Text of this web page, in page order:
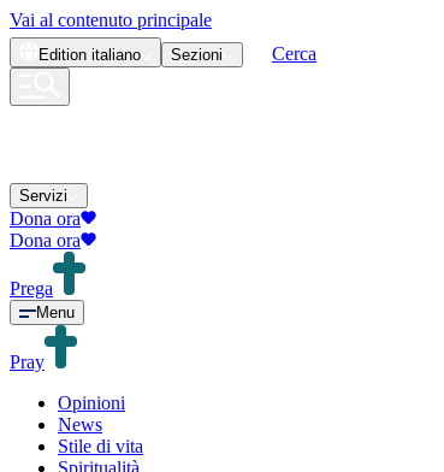
Vai al contenuto principale
Edition italiano Sezioni Cerca
Servizi
Dona ora
Dona ora
Prega
Menu
Pray
Opinioni
News
Stile di vita
Spiritualità